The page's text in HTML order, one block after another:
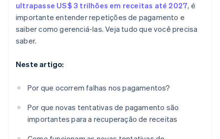
ultrapasse US$ 3 trilhões em receitas até 2027, é
importante entender repetições de pagamento e
saiber como gerenciá-las. Veja tudo que você precisa
saber.
Neste artigo:
Por que ocorrem falhas nos pagamentos?
Por que novas tentativas de pagamento são
importantes para a recuperação de receitas